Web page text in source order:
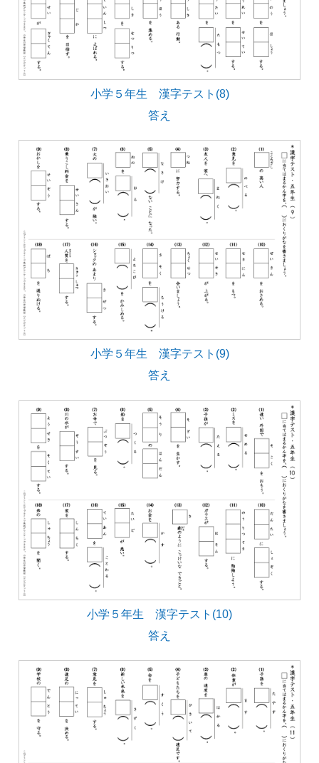
小学５年生 漢字テスト(8)
答え
小学５年生 漢字テスト(9)
答え
小学５年生 漢字テスト(10)
答え